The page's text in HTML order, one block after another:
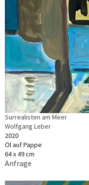
Surrealisten am Meer
Wolfgang Leber
2020
Öl auf Pappe
64 x 49 cm
Anfrage